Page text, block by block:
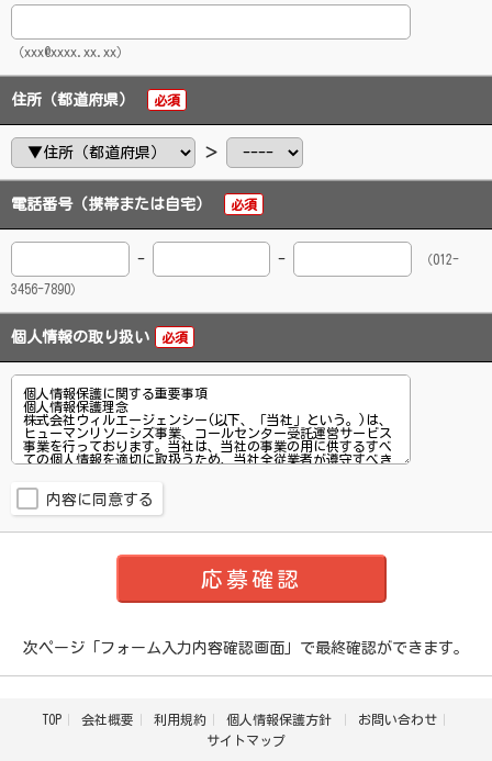
（xxx@xxxx.xx.xx）
住所（都道府県） 必須
＞
電話番号（携帯または自宅） 必須
- - （012-
3456-7890）
個人情報の取り扱い 必須
内容に同意する
次ページ「フォーム入力内容確認画面」で最終確認ができます。
TOP 会社概要 利用規約 個人情報保護方針
お問い合わせ
サイトマップ